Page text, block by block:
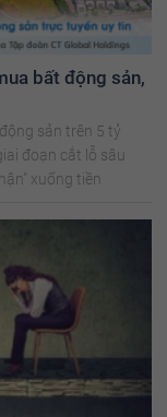
bất động sản,
sản trên 5 tỷ
đoạn cắt lỗ sâu
xuống tiền